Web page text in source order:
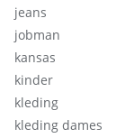
jeans
jobman
kansas
kinder
kleding
kleding dames